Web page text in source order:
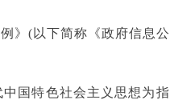
(以下简称《政府信息公
特色社会主义思想为指